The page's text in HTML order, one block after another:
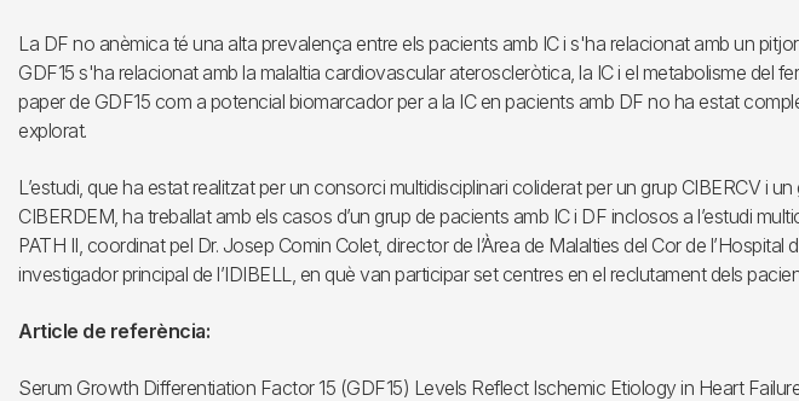
La DF no anèmica té una alta prevalença entre els pacients amb IC i s'ha relacionat amb un
GDF15 s'ha relacionat amb la malaltia cardiovascular ateroscleròtica, la IC i el metabolisme del
paper de GDF15 com a potencial biomarcador per a la IC en pacients amb DF no ha estat
explorat.
L’estudi, que ha estat realitzat per un consorci multidisciplinari coliderat per un grup CIBERCV i un
CIBERDEM, ha treballat amb els casos d’un grup de pacients amb IC i DF inclosos a l’estudi
PATH II, coordinat pel Dr. Josep Comin Colet, director de l’Àrea de Malalties del Cor de l’Hospital
investigador principal de l’IDIBELL, en què van participar set centres en el reclutament dels
Article de referència:
Serum Growth Differentiation Factor 15 (GDF15) Levels Reflect Ischemic Etiology in Heart